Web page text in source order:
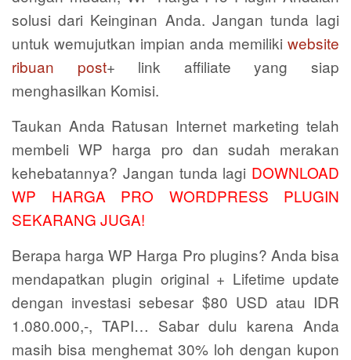
solusi dari Keinginan Anda. Jangan tunda lagi
untuk wemujutkan impian anda memiliki website
ribuan post+ link affiliate yang siap
menghasilkan Komisi.
Taukan Anda Ratusan Internet marketing telah
membeli WP harga pro dan sudah merakan
kehebatannya? Jangan tunda lagi DOWNLOAD
WP HARGA PRO WORDPRESS PLUGIN
SEKARANG JUGA!
Berapa harga WP Harga Pro plugins? Anda bisa
mendapatkan plugin original + Lifetime update
dengan investasi sebesar $80 USD atau IDR
1.080.000,-, TAPI… Sabar dulu karena Anda
masih bisa menghemat 30% loh dengan kupon